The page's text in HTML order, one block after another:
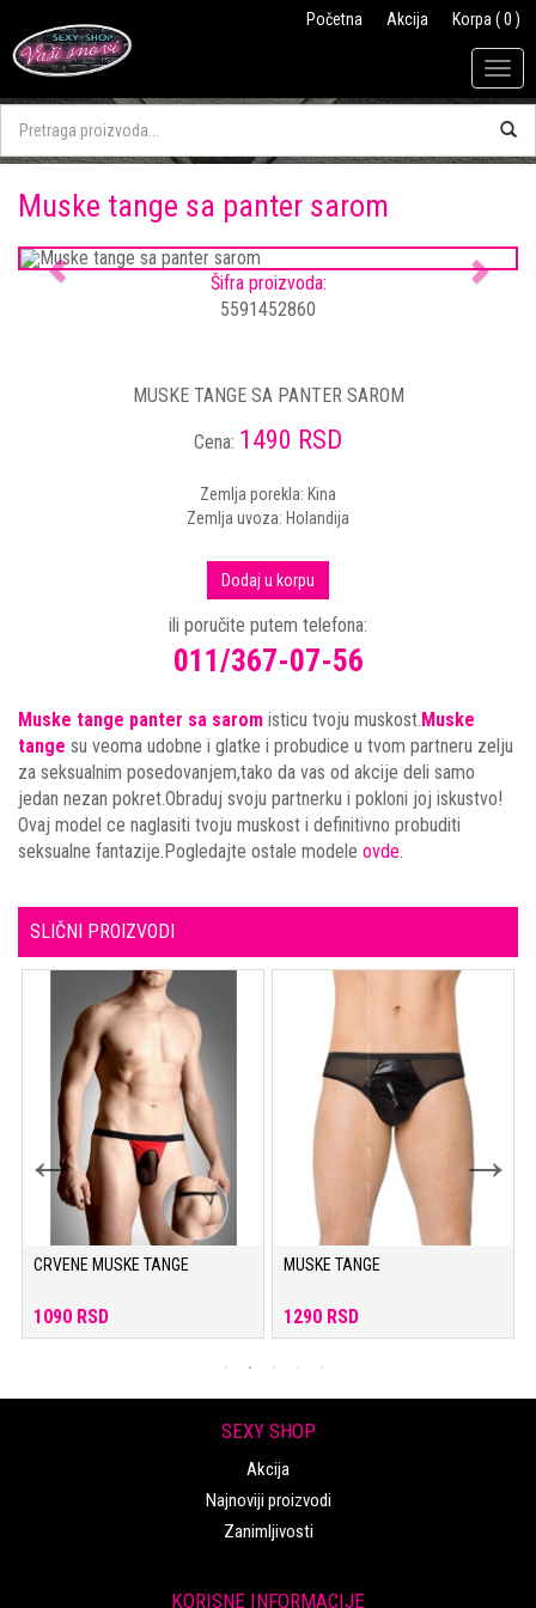
Početna Akcija Korpa ( 0 )
Muske tange sa panter sarom
Previous Next
Šifra proizvoda:
5591452860
MUSKE TANGE SA PANTER SAROM
Cena: 1490 RSD
Zemlja porekla: Kina
Zemlja uvoza: Holandija
Dodaj u korpu
ili poručite putem telefona:
011/367-07-56
Muske tange panter sa sarom isticu tvoju muskost.Muske
tange su veoma udobne i glatke i probudice u tvom partneru zelju
za seksualnim posedovanjem,tako da vas od akcije deli samo
jedan nezan pokret.Obraduj svoju partnerku i pokloni joj iskustvo!
Ovaj model ce naglasiti tvoju muskost i definitivno probuditi
seksualne fantazije.Pogledajte ostale modele ovde.
SLIČNI PROIZVODI
CRVENE MUSKE TANGE
1090 RSD
MUSKE TANGE
1290 RSD
SEXY SHOP
Akcija
Najnoviji proizvodi
Zanimljivosti
KORISNE INFORMACIJE